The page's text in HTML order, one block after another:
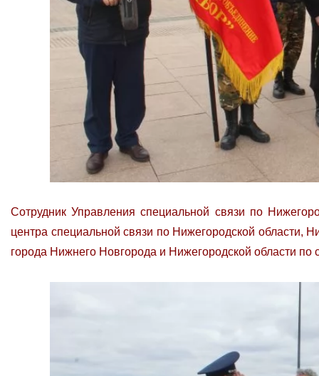
Сотрудник Управления специальной связи по
центра специальной связи по Нижегородской области,
города Нижнего Новгорода и Нижегородской области